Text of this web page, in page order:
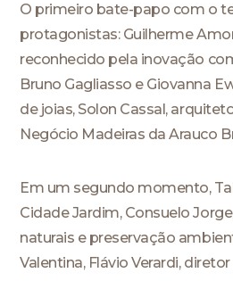
O primeiro bate-papo com o
protagonistas: Guilherme
reconhecido pela inovação
Bruno Gagliasso e Giovanna
de joias, Solon Cassal,
Negócio Madeiras da Arauco
Em um segundo momento,
Cidade Jardim, Consuelo
naturais e preservação
Valentina, Flávio Verardi,